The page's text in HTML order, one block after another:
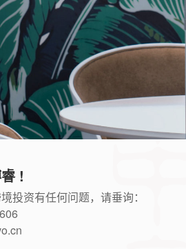
!
投资有任何问题，请垂询：